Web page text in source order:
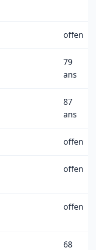
offen
79
ans
87
ans
offen
offen
offen
68